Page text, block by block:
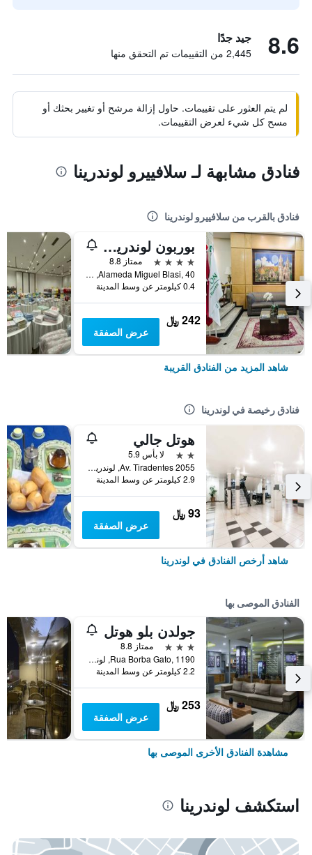
8.6 جيد جدًا
2,445 من التقييمات تم التحقق منها
لم يتم العثور على تقييمات. حاول إزالة مرشح أو تغيير بحثك أو
مسح كل شيء لعرض التقييمات.
فنادق مشابهة لـ سلافييرو لوندرينا
فنادق بالقرب من سلافييرو لوندرينا
بوربون لوندرينا هوتل
4 نجوم
ممتاز 8.8
Alameda Miguel Blasi, 40, لوندرينا, البرازيل
0.4 كيلومتر عن وسط المدينة
242 ﷼
عرض الصفقة
شاهد المزيد من الفنادق القريبة
فنادق رخيصة في لوندرينا
هوتل جالي
2 نجمتين
لا بأس 5.9
Av. Tiradentes 2055, لوندرينا, البرازيل
2.9 كيلومتر عن وسط المدينة
93 ﷼
عرض الصفقة
شاهد أرخص الفنادق في لوندرينا
الفنادق الموصى بها
جولدن بلو هوتل
3 نجوم
ممتاز 8.8
Rua Borba Gato, 1190, لوندرينا, البرازيل
2.2 كيلومتر عن وسط المدينة
253 ﷼
عرض الصفقة
مشاهدة الفنادق الأخرى الموصى بها
استكشف لوندرينا